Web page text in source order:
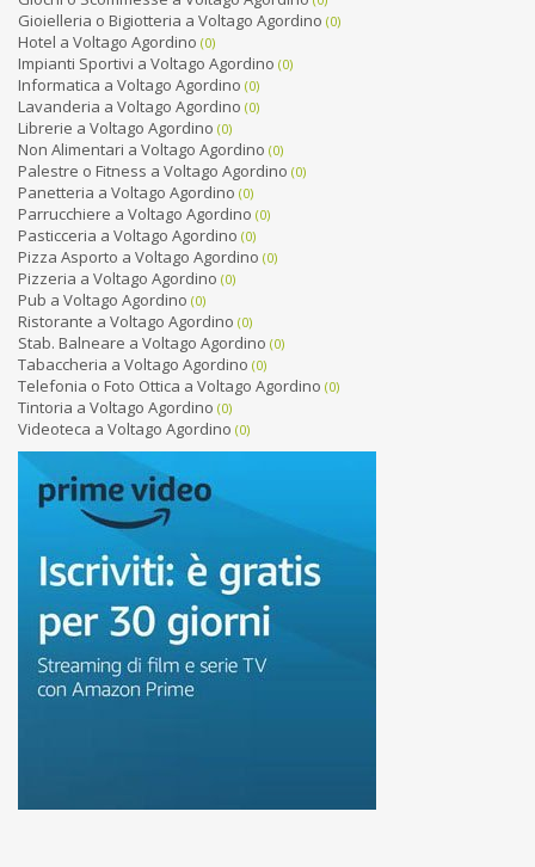
Gioielleria o Bigiotteria a Voltago Agordino (0)
Hotel a Voltago Agordino (0)
Impianti Sportivi a Voltago Agordino (0)
Informatica a Voltago Agordino (0)
Lavanderia a Voltago Agordino (0)
Librerie a Voltago Agordino (0)
Non Alimentari a Voltago Agordino (0)
Palestre o Fitness a Voltago Agordino (0)
Panetteria a Voltago Agordino (0)
Parrucchiere a Voltago Agordino (0)
Pasticceria a Voltago Agordino (0)
Pizza Asporto a Voltago Agordino (0)
Pizzeria a Voltago Agordino (0)
Pub a Voltago Agordino (0)
Ristorante a Voltago Agordino (0)
Stab. Balneare a Voltago Agordino (0)
Tabaccheria a Voltago Agordino (0)
Telefonia o Foto Ottica a Voltago Agordino (0)
Tintoria a Voltago Agordino (0)
Videoteca a Voltago Agordino (0)